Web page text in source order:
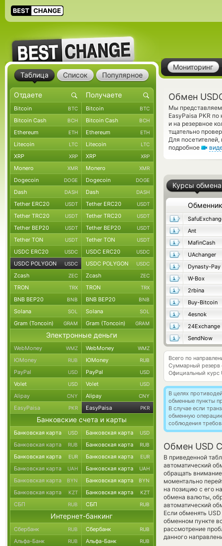
Мониторинг
Обмен
Мы представляем
EasyPaisa PKR
и на резервное
тщательно
Для
подробное
Курсы обмена
Обменник
Ant
MafinCash
UAchanger
Dynasty-Pay
W-Box
2rbina
Buy-Bitcoin
4esnok
24Exchange
SendNow
Всего по
Суммарный резерв
Официальный курс
В целях
обменные пункты
В случае если
обменную
соблюдения
Обмен USD
В приведенной
автоматический
обращать
моментально
на позицию с его
обмена валюты,
автоматический
Если обменять
обменном пункте
рассмотрение
данного
Таблица Список Популярное
Bitcoin BTC Bitcoin BTC
Bitcoin Cash BCH Bitcoin Cash BCH
Ethereum ETH Ethereum ETH
Litecoin LTC Litecoin LTC
XRP XRP XRP XRP
Monero XMR Monero XMR
Dogecoin DOGE Dogecoin DOGE
Dash DASH Dash DASH
Tether ERC20 USDT Tether ERC20 USDT
Tether TRC20 USDT Tether TRC20 USDT
Tether BEP20 USDT Tether BEP20 USDT
Tether TON USDT Tether TON USDT
USDC ERC20 USDC USDC ERC20 USDC
USDC POLYGON USDC USDC POLYGON USDC
Zcash ZEC Zcash ZEC
TRON TRX TRON TRX
BNB BEP20 BNB BNB BEP20 BNB
Solana SOL Solana SOL
Gram (Toncoin) GRAM Gram (Toncoin) GRAM
Электронные деньги
WebMoney WMZ WebMoney WMZ
ЮMoney RUB ЮMoney RUB
PayPal USD PayPal USD
Volet USD Volet USD
Alipay CNY Alipay CNY
EasyPaisa PKR EasyPaisa PKR
Банковские счета и карты
Банковская карта USD Банковская карта USD
Банковская карта RUB Банковская карта RUB
Банковская карта EUR Банковская карта EUR
Банковская карта UAH Банковская карта UAH
Банковская карта BYN Банковская карта BYN
Банковская карта KZT Банковская карта KZT
СБП RUB СБП RUB
Интернет-банкинг
Сбербанк RUB Сбербанк RUB
Альфа-Банк RUB Альфа-Банк RUB